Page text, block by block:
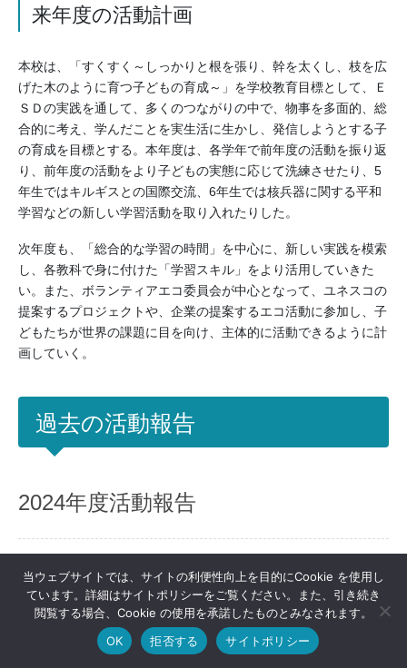
来年度の活動計画
本校は、「すくすく～しっかりと根を張り、幹を太くし、枝を広
げた木のように育つ子どもの育成～」を学校教育目標として、Ｅ
ＳＤの実践を通して、多くのつながりの中で、物事を多面的、総
合的に考え、学んだことを実生活に生かし、発信しようとする子
の育成を目標とする。本年度は、各学年で前年度の活動を振り返
り、前年度の活動をより子どもの実態に応じて洗練させたり、5
年生ではキルギスとの国際交流、6年生では核兵器に関する平和
学習などの新しい学習活動を取り入れたりした。
次年度も、「総合的な学習の時間」を中心に、新しい実践を模索
し、各教科で身に付けた「学習スキル」をより活用していきた
い。また、ボランティアエコ委員会が中心となって、ユネスコの
提案するプロジェクトや、企業の提案するエコ活動に参加し、子
どもたちが世界の課題に目を向け、主体的に活動できるように計
画していく。
過去の活動報告
2024年度活動報告
公益財団法人ユネスコ・アジア文化センター (ACCU) 教育協力部
加盟校情報 お問い合わせ
当ウェブサイトでは、サイトの利便性向上を目的にCookie を使用し
ています。詳細はサイトポリシーをご覧ください。また、引き続き
閲覧する場合、Cookie の使用を承諾したものとみなされます。
OK
拒否する サイトポリシー